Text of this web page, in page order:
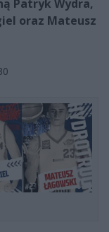
Patryk Wydra,
oraz Mateusz